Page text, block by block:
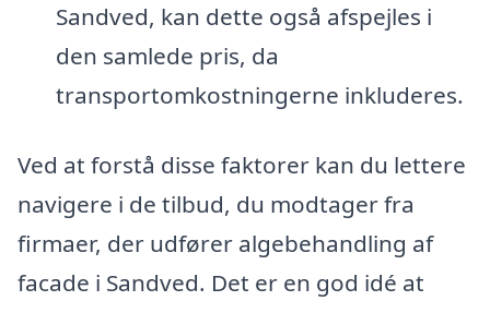
Sandved, kan dette også afspejles i
den samlede pris, da
transportomkostningerne inkluderes.
Ved at forstå disse faktorer kan du lettere
navigere i de tilbud, du modtager fra
firmaer, der udfører algebehandling af
facade i Sandved. Det er en god idé at